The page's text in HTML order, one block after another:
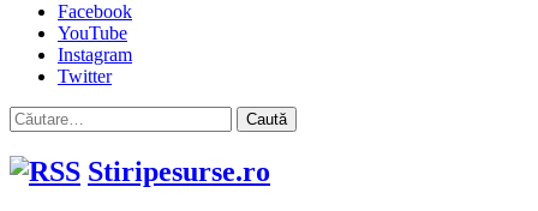
Facebook
YouTube
Instagram
Twitter
Caută
după:
Stiripesurse.ro